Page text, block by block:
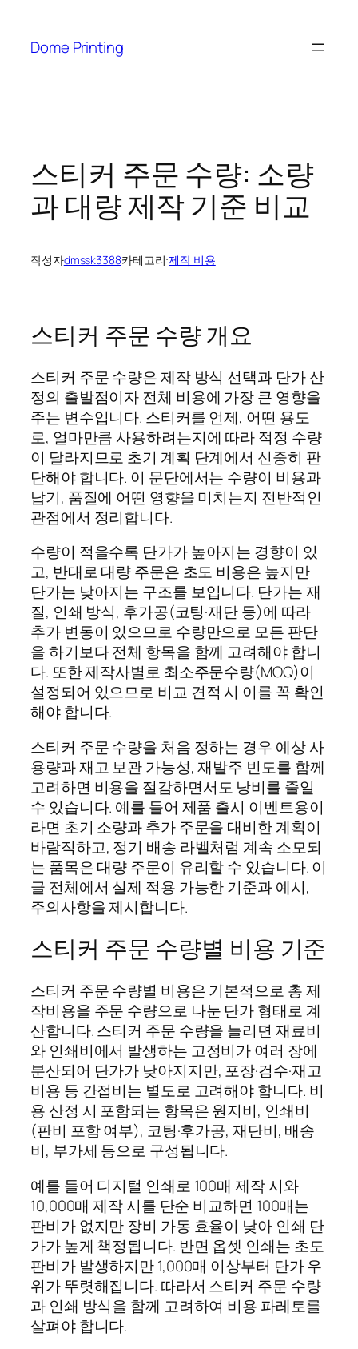
Dome Printing
스티커 주문 수량: 소량
과 대량 제작 기준 비교
작성자dmssk3388카테고리:제작 비용
스티커 주문 수량 개요
스티커 주문 수량은 제작 방식 선택과 단가 산
정의 출발점이자 전체 비용에 가장 큰 영향을
주는 변수입니다. 스티커를 언제, 어떤 용도
로, 얼마만큼 사용하려는지에 따라 적정 수량
이 달라지므로 초기 계획 단계에서 신중히 판
단해야 합니다. 이 문단에서는 수량이 비용과
납기, 품질에 어떤 영향을 미치는지 전반적인
관점에서 정리합니다.
수량이 적을수록 단가가 높아지는 경향이 있
고, 반대로 대량 주문은 초도 비용은 높지만
단가는 낮아지는 구조를 보입니다. 단가는 재
질, 인쇄 방식, 후가공(코팅·재단 등)에 따라
추가 변동이 있으므로 수량만으로 모든 판단
을 하기보다 전체 항목을 함께 고려해야 합니
다. 또한 제작사별로 최소주문수량(MOQ)이
설정되어 있으므로 비교 견적 시 이를 꼭 확인
해야 합니다.
스티커 주문 수량을 처음 정하는 경우 예상 사
용량과 재고 보관 가능성, 재발주 빈도를 함께
고려하면 비용을 절감하면서도 낭비를 줄일
수 있습니다. 예를 들어 제품 출시 이벤트용이
라면 초기 소량과 추가 주문을 대비한 계획이
바람직하고, 정기 배송 라벨처럼 계속 소모되
는 품목은 대량 주문이 유리할 수 있습니다. 이
글 전체에서 실제 적용 가능한 기준과 예시,
주의사항을 제시합니다.
스티커 주문 수량별 비용 기준
스티커 주문 수량별 비용은 기본적으로 총 제
작비용을 주문 수량으로 나눈 단가 형태로 계
산합니다. 스티커 주문 수량을 늘리면 재료비
와 인쇄비에서 발생하는 고정비가 여러 장에
분산되어 단가가 낮아지지만, 포장·검수·재고
비용 등 간접비는 별도로 고려해야 합니다. 비
용 산정 시 포함되는 항목은 원지비, 인쇄비
(판비 포함 여부), 코팅·후가공, 재단비, 배송
비, 부가세 등으로 구성됩니다.
예를 들어 디지털 인쇄로 100매 제작 시와
10,000매 제작 시를 단순 비교하면 100매는
판비가 없지만 장비 가동 효율이 낮아 인쇄 단
가가 높게 책정됩니다. 반면 옵셋 인쇄는 초도
판비가 발생하지만 1,000매 이상부터 단가 우
위가 뚜렷해집니다. 따라서 스티커 주문 수량
과 인쇄 방식을 함께 고려하여 비용 파레토를
살펴야 합니다.